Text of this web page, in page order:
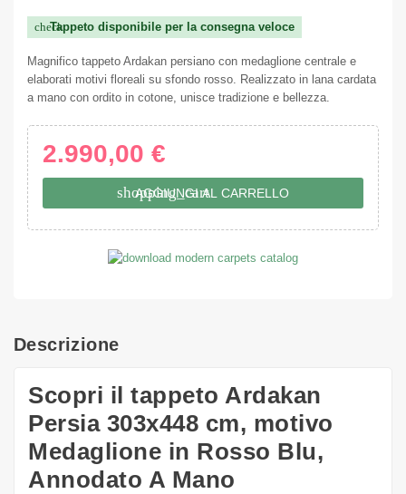
check
Tappeto disponibile per la consegna veloce
Magnifico tappeto Ardakan persiano con medaglione centrale e
elaborati motivi floreali su sfondo rosso. Realizzato in lana cardata
a mano con ordito in cotone, unisce tradizione e bellezza.
2.990,00 €
shopping_cart
AGGIUNGI AL CARRELLO
Descrizione
Scopri il tappeto Ardakan
Persia 303x448 cm, motivo
Medaglione in Rosso Blu,
Annodato A Mano